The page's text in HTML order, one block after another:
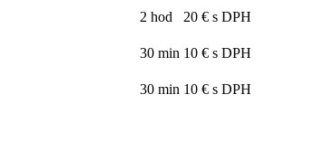
2 hod
20 € s DPH
30 min 10 € s DPH
30 min 10 € s DPH